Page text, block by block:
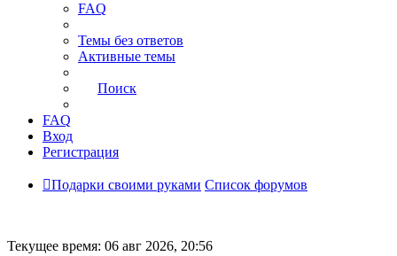
FAQ
Темы без ответов
Активные темы
Поиск
FAQ
Вход
Регистрация
Подарки своими руками Список форумов
Текущее время: 06 авг 2026, 20:56